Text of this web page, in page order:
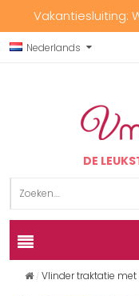
Vakantiesluiting:
Nederlands
DE
Vlinder traktatie